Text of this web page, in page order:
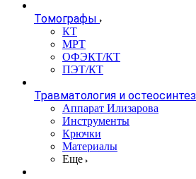
Томографы
КТ
МРТ
ОФЭКТ/КТ
ПЭТ/КТ
Травматология и остеосинтез
Аппарат Илизарова
Инструменты
Крючки
Материалы
Еще